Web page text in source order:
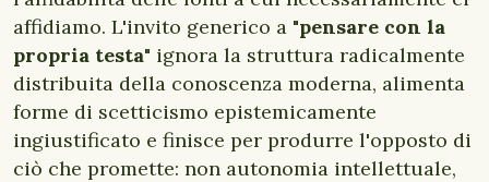
affidiamo. L'invito generico a "pensare con la
propria testa" ignora la struttura radicalmente
distribuita della conoscenza moderna, alimenta
forme di scetticismo epistemicamente
ingiustificato e finisce per produrre l'opposto di
ciò che promette: non autonomia intellettuale,